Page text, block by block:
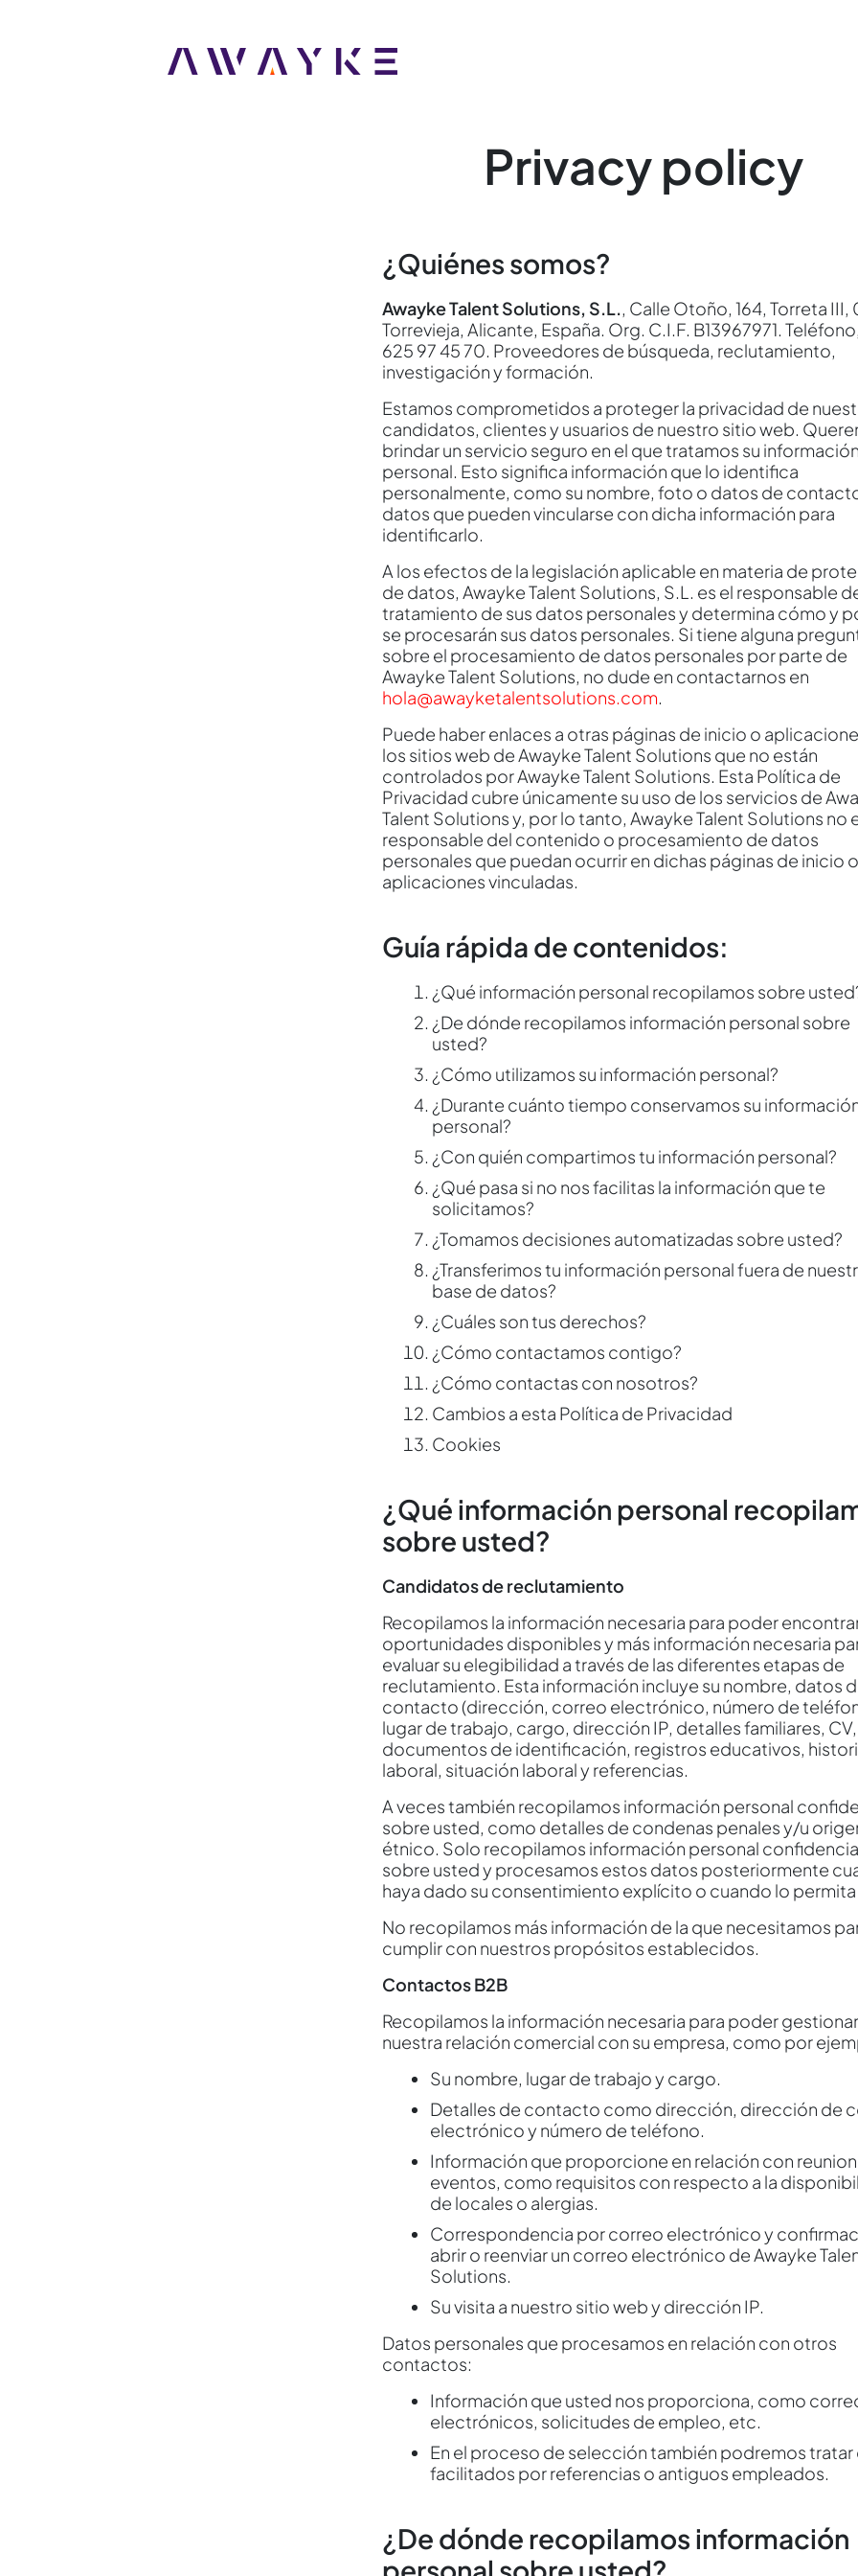
Privacy policy
¿Quiénes somos?
Awayke Talent Solutions, S.L., Calle Otoño, 164, Torreta III,
Torrevieja, Alicante, España. Org. C.I.F. B13967971.
625 97 45 70. Proveedores de búsqueda, reclutamiento,
investigación y formación.
Estamos comprometidos a proteger la privacidad de
candidatos, clientes y usuarios de nuestro sitio web.
brindar un servicio seguro en el que tratamos su información
personal. Esto significa información que lo identifica
personalmente, como su nombre, foto o datos de
datos que pueden vincularse con dicha información para
identificarlo.
A los efectos de la legislación aplicable en materia de
de datos, Awayke Talent Solutions, S.L. es el responsable
tratamiento de sus datos personales y determina cómo y
se procesarán sus datos personales. Si tiene alguna
sobre el procesamiento de datos personales por parte de
Awayke Talent Solutions, no dude en contactarnos en
hola@awayketalentsolutions.com.
Puede haber enlaces a otras páginas de inicio o
los sitios web de Awayke Talent Solutions que no están
controlados por Awayke Talent Solutions. Esta Política de
Privacidad cubre únicamente su uso de los servicios de
Talent Solutions y, por lo tanto, Awayke Talent Solutions no
responsable del contenido o procesamiento de datos
personales que puedan ocurrir en dichas páginas de inicio o
aplicaciones vinculadas.
Guía rápida de contenidos:
¿Qué información personal recopilamos sobre
¿De dónde recopilamos información personal sobre
usted?
¿Cómo utilizamos su información personal?
¿Durante cuánto tiempo conservamos su
personal?
¿Con quién compartimos tu información personal?
¿Qué pasa si no nos facilitas la información que te
solicitamos?
¿Tomamos decisiones automatizadas sobre usted?
¿Transferimos tu información personal fuera de
base de datos?
¿Cuáles son tus derechos?
¿Cómo contactamos contigo?
¿Cómo contactas con nosotros?
Cambios a esta Política de Privacidad
Cookies
¿Qué información personal
sobre usted?
Candidatos de reclutamiento
Recopilamos la información necesaria para poder
oportunidades disponibles y más información necesaria
evaluar su elegibilidad a través de las diferentes etapas de
reclutamiento. Esta información incluye su nombre, datos
contacto (dirección, correo electrónico, número de
lugar de trabajo, cargo, dirección IP, detalles familiares, CV,
documentos de identificación, registros educativos,
laboral, situación laboral y referencias.
A veces también recopilamos información personal
sobre usted, como detalles de condenas penales y/u
étnico. Solo recopilamos información personal
sobre usted y procesamos estos datos posteriormente
haya dado su consentimiento explícito o cuando lo permita
No recopilamos más información de la que necesitamos
cumplir con nuestros propósitos establecidos.
Contactos B2B
Recopilamos la información necesaria para poder gestionar
nuestra relación comercial con su empresa, como por
Su nombre, lugar de trabajo y cargo.
Detalles de contacto como dirección, dirección de
electrónico y número de teléfono.
Información que proporcione en relación con
eventos, como requisitos con respecto a la
de locales o alergias.
Correspondencia por correo electrónico y
abrir o reenviar un correo electrónico de Awayke
Solutions.
Su visita a nuestro sitio web y dirección IP.
Datos personales que procesamos en relación con otros
contactos:
Información que usted nos proporciona, como
electrónicos, solicitudes de empleo, etc.
En el proceso de selección también podremos tratar
facilitados por referencias o antiguos empleados.
¿De dónde recopilamos información